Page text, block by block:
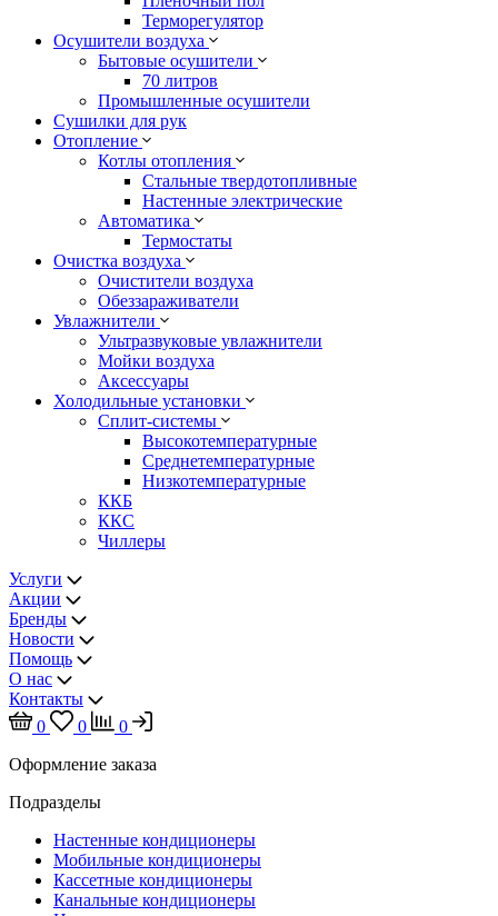
Терморегулятор
Осушители воздуха
Бытовые осушители
70 литров
Промышленные осушители
Сушилки для рук
Отопление
Котлы отопления
Стальные твердотопливные
Настенные электрические
Автоматика
Термостаты
Очистка воздуха
Очистители воздуха
Обеззараживатели
Увлажнители
Ультразвуковые увлажнители
Мойки воздуха
Аксессуары
Холодильные установки
Сплит-системы
Высокотемпературные
Среднетемпературные
Низкотемпературные
ККБ
ККС
Чиллеры
Услуги
Акции
Бренды
Новости
Помощь
О нас
Контакты
0
0
0
Оформление заказа
Подразделы
Настенные кондиционеры
Мобильные кондиционеры
Кассетные кондиционеры
Канальные кондиционеры